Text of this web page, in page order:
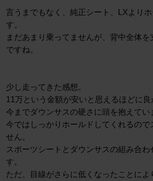
言うまでもなく、純正シート、LXより
す。
まだあまり乗ってませんが、背中全体を
ですね。
少し走ってきた感想。
11万という金額が安いと思えるほどに良
今までダウンサスの硬さに頭を抱えてい
今ではしっかりホールドしてくれるので
せん。
スポーツシートとダウンサスの組み合
す。
ただ、目線がさらに低くなったことによ